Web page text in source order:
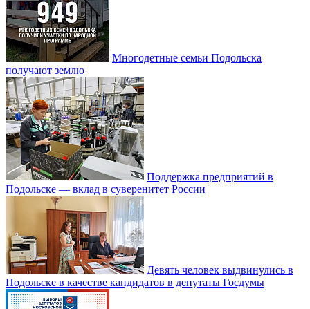
Многодетные семьи Подольска
получают землю
Поддержка предприятий в
Подольске — вклад в суверенитет России
Девять человек выдвинулись в
Подольске в качестве кандидатов в депутаты Госдумы